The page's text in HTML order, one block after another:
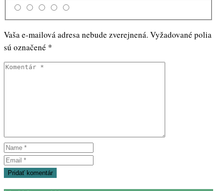
Vaša e-mailová adresa nebude zverejnená. Vyžadované polia
sú označené *